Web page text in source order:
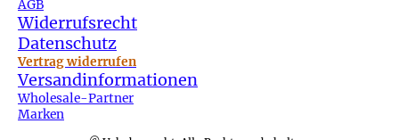
AGB
Widerrufsrecht
Datenschutz
Vertrag widerrufen
Versandinformationen
Wholesale-Partner
Marken